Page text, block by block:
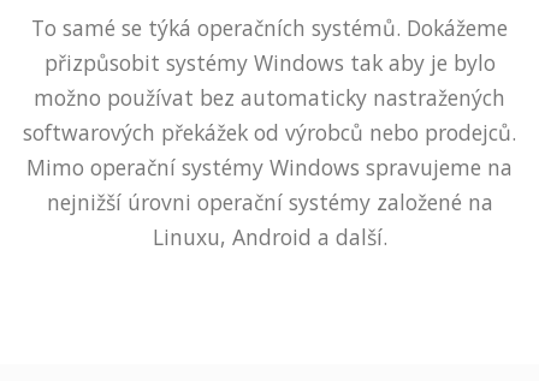
To samé se týká operačních systémů. Dokážeme
přizpůsobit systémy Windows tak aby je bylo
možno používat bez automaticky nastražených
softwarových překážek od výrobců nebo prodejců.
Mimo operační systémy Windows spravujeme na
nejnižší úrovni operační systémy založené na
Linuxu, Android a další.